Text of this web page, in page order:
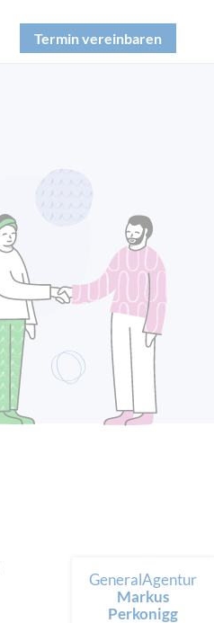
Termin vereinbaren
GeneralAgentur
Markus
Perkonigg